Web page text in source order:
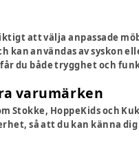
att välja anpassade
kan användas av syskon
du både trygghet och
varumärken
Stokke, HoppeKids och
så att du kan känna